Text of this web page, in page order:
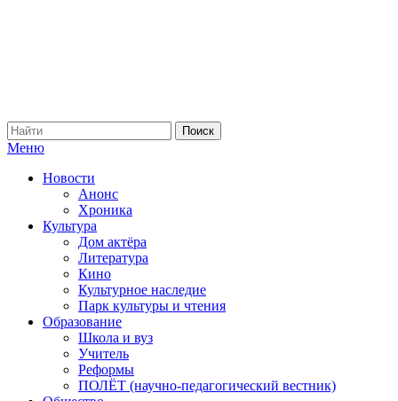
Меню
Новости
Анонс
Хроника
Культура
Дом актёра
Литература
Кино
Культурное наследие
Парк культуры и чтения
Образование
Школа и вуз
Учитель
Реформы
ПОЛЁТ (научно-педагогический вестник)